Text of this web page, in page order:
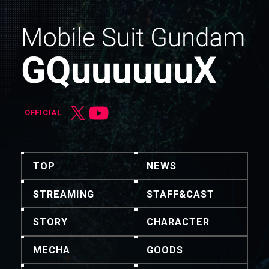
OFFICIAL
TOP NEWS
STREAMING STAFF&CAST
STORY CHARACTER
MECHA GOODS